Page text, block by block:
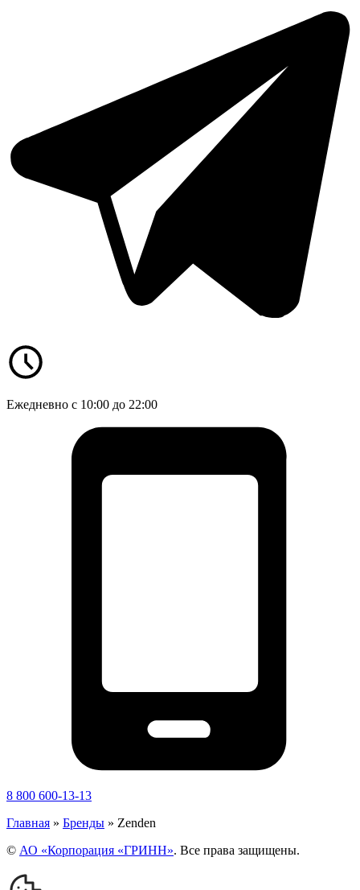
Ежедневно с 10:00 до 22:00
8 800 600-13-13
Главная » Бренды » Zenden
© АО «Корпорация «ГРИНН». Все права защищены.